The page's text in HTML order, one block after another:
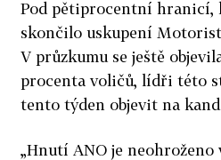
Pod pětiprocentní hranicí,
skončilo uskupení
V průzkumu se ještě
procenta voličů, lídři této
tento týden objevit na
„Hnutí ANO je